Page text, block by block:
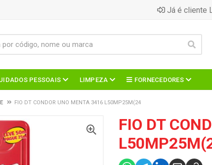
Já é cliente
PESSOAIS LIMPEZA FORNECEDORES
FIO DT CONDOR UNO MENTA 3416 L50MP25M(24
FIO DT